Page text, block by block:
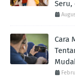
Seru,
Cara